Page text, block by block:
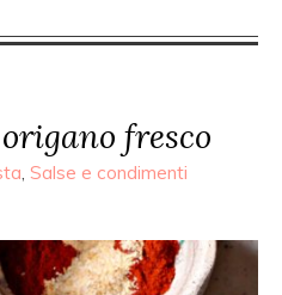
fresco
, Salse e condimenti